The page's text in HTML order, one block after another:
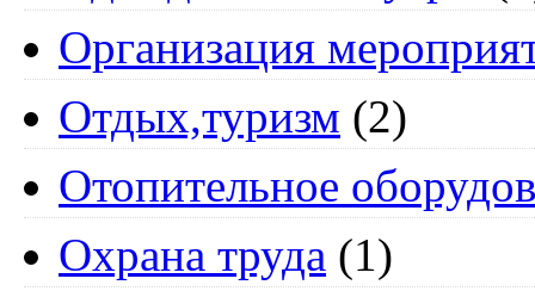
Организация
Отдых,туризм (2)
Отопительное
Охрана труда (1)